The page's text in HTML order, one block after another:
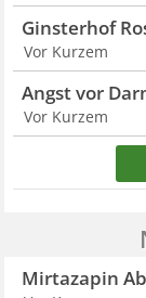
Ginsterhof
Vor Kurzem
Angst vor
Vor Kurzem
Mirtazapin